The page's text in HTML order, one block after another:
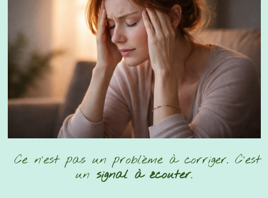
Ce n’est pas un problème à corriger. C’est
un signal à écouter.